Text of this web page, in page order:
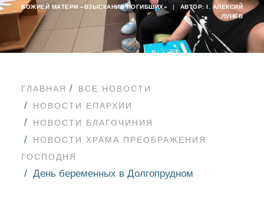
SEARCH
БОЖИЕЙ МАТЕРИ «ВЗЫСКАНИЕ ПОГИБШИХ»
| АВТОР: I. АЛЕКСИЙ
ЛУНЁВ
ГЛАВНАЯ
ВСЕ НОВОСТИ
НОВОСТИ ЕПАРХИИ
НОВОСТИ БЛАГОЧИНИЯ
НОВОСТИ ХРАМА ПРЕОБРАЖЕНИЯ
ГОСПОДНЯ
День беременных в Долгопрудном